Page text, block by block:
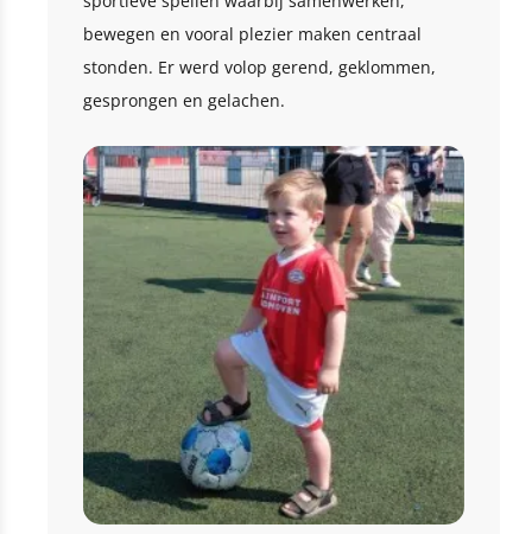
bewegen en vooral plezier maken centraal
stonden. Er werd volop gerend, geklommen,
gesprongen en gelachen.